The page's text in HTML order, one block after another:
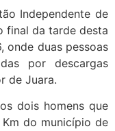
Independente de
final da tarde desta
onde duas pessoas
por descargas
de Juara.
dois homens que
do município de